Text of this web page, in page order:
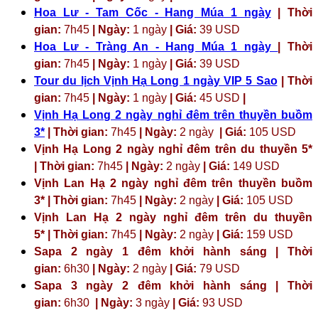
Hoa Lư - Tam Cốc - Hang Múa 1 ngày| Thời
gian: 7h45 | Ngày: 1 ngày | Giá: 39 USD
Hoa Lư - Tràng An - Hang Múa 1 ngày
| Thời
gian: 7h45 | Ngày: 1 ngày | Giá: 39 USD
Tour du lịch Vịnh Hạ Long 1 ngày VIP 5 Sao| Thời
gian: 7h45 | Ngày: 1 ngày | Giá: 45 USD
Vịnh Hạ Long 2 ngày nghỉ đêm trên thuyền buồm
3* | Thời gian: 7h45 | Ngày: 2 ngày | Giá: 105 USD
Vịnh Hạ Long 2 ngày nghỉ đêm trên du thuyền 5*
| Thời gian: 7h45 | Ngày: 2 ngày | Giá: 149 USD
Vịnh Lan Hạ 2 ngày nghỉ đêm trên thuyền buồm
3* | Thời gian: 7h45 | Ngày: 2 ngày | Giá: 105 USD
Vịnh Lan Hạ 2 ngày nghỉ đêm trên du thuyền
5* | Thời gian: 7h45 | Ngày: 2 ngày | Giá: 159 USD
Sapa 2 ngày 1 đêm khởi hành sáng | Thời
gian: 6h30 | Ngày: 2 ngày | Giá: 79 USD
Sapa 3 ngày 2 đêm khởi hành sáng | Thời
gian: 6h30 | Ngày: 3 ngày | Giá: 93 USD